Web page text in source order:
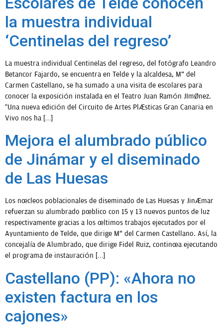
la muestra individual
‘Centinelas del regreso’
La muestra individual Centinelas del regreso, del fotógrafo Leandro
Betancor Fajardo, se encuentra en Telde y la alcaldesa, Mª del
Carmen Castellano, se ha sumado a una visita de escolares para
conocer la exposición instalada en el Teatro Juan Ramón JIménez.
“Una nueva edición del Circuito de Artes Plásticas Gran Canaria en
Vivo nos ha […]
Mejora el alumbrado público
de Jinámar y el diseminado
de Las Huesas
Los núcleos poblacionales de diseminado de Las Huesas y Jinámar
refuerzan su alumbrado público con 15 y 13 nuevos puntos de luz
respectivamente gracias a los últimos trabajos ejecutados por el
Ayuntamiento de Telde, que dirige Mª del Carmen Castellano. Así, la
concejalía de Alumbrado, que dirige Fidel Ruiz, continúa ejecutando
el programa de instauración […]
Castellano (PP): «Ahora no
existen factura en los
cajones»